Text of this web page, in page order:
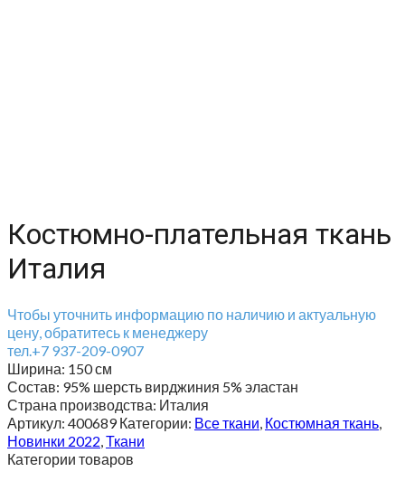
Костюмно-плательная ткань
Италия
Чтобы уточнить информацию по наличию и актуальную
цену, обратитесь к менеджеру
тел.+7 937-209-0907
Ширина: 150 см
Состав: 95% шерсть вирджиния 5% эластан
Страна производства: Италия
Артикул: 400689 Категории: Все ткани, Костюмная ткань,
Новинки 2022,Ткани
Категории товаров